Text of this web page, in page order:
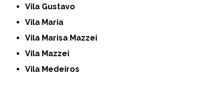
Vila Gustavo
Vila Maria
Vila Marisa Mazzei
Vila Mazzei
Vila Medeiros